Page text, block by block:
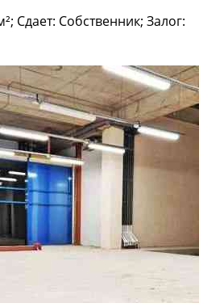
Сдает: Собственник; Залог: